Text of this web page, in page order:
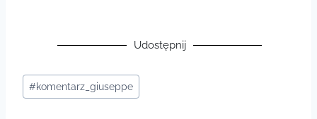
Udostępnij
#komentarz_giuseppe